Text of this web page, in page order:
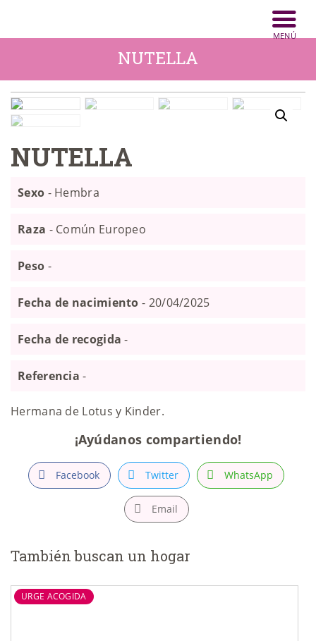
NUTELLA
ANIMALES
NOTICIAS
ACTIVIDADES
CONTACTO
NUTELLA
Sexo - Hembra
Raza - Común Europeo
Peso -
Fecha de nacimiento - 20/04/2025
Fecha de recogida -
Referencia -
Hermana de Lotus y Kinder.
¡Ayúdanos compartiendo!
Facebook Twitter WhatsApp
Email
También buscan un hogar
URGE ACOGIDA